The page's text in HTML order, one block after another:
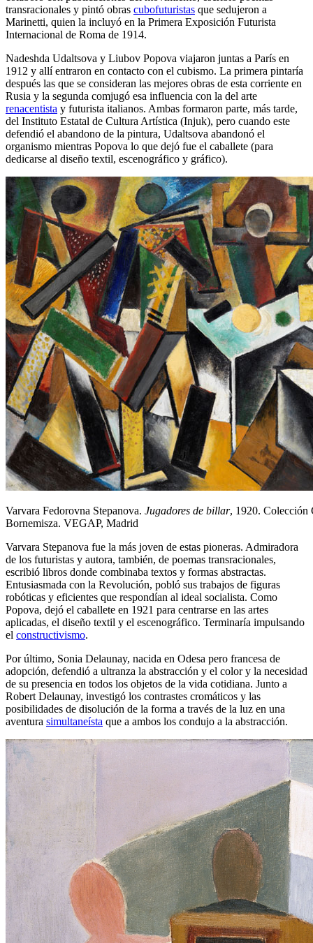
transracionales y pintó obras cubofuturistas que sedujeron a
Marinetti, quien la incluyó en la Primera Exposición Futurista
Internacional de Roma de 1914.
Nadeshda Udaltsova y Liubov Popova viajaron juntas a París en
1912 y allí entraron en contacto con el cubismo. La primera pintaría
después las que se consideran las mejores obras de esta corriente en
Rusia y la segunda comjugó esa influencia con la del arte
renacentista y futurista italianos. Ambas formaron parte, más tarde,
del Instituto Estatal de Cultura Artística (Injuk), pero cuando este
defendió el abandono de la pintura, Udaltsova abandonó el
organismo mientras Popova lo que dejó fue el caballete (para
dedicarse al diseño textil, escenográfico y gráfico).
Varvara Fedorovna Stepanova. Jugadores de billar, 1920. Colección
Bornemisza. VEGAP, Madrid
Varvara Stepanova fue la más joven de estas pioneras. Admiradora
de los futuristas y autora, también, de poemas transracionales,
escribió libros donde combinaba textos y formas abstractas.
Entusiasmada con la Revolución, pobló sus trabajos de figuras
robóticas y eficientes que respondían al ideal socialista. Como
Popova, dejó el caballete en 1921 para centrarse en las artes
aplicadas, el diseño textil y el escenográfico. Terminaría impulsando
el constructivismo.
Por último, Sonia Delaunay, nacida en Odesa pero francesa de
adopción, defendió a ultranza la abstracción y el color y la necesidad
de su presencia en todos los objetos de la vida cotidiana. Junto a
Robert Delaunay, investigó los contrastes cromáticos y las
posibilidades de disolución de la forma a través de la luz en una
aventura simultaneísta que a ambos los condujo a la abstracción.